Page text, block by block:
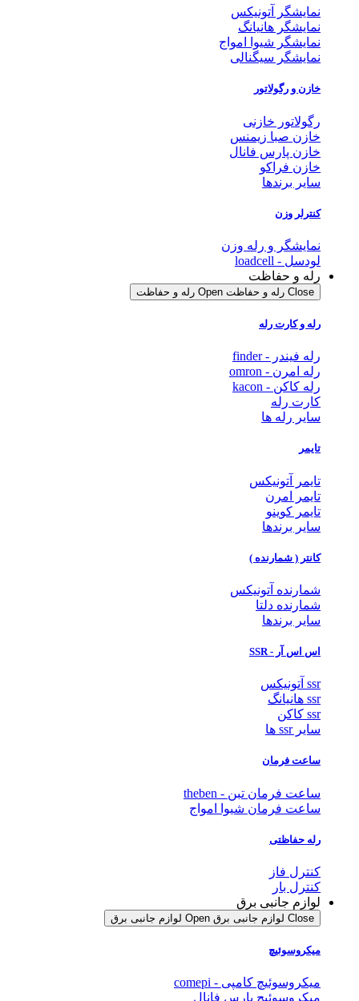
نمایشگر آتونیکس
نمایشگر هانیانگ
نمایشگر شیوا امواج
نمایشگر سیگنالی
خازن و رگولاتور
رگولاتور خازنی
خازن صبا زیمنس
خازن پارس فانال
خازن فراکو
سایر برندها
کنترلر وزن
نمایشگر و رله وزن
لودسل - loadcell
رله و حفاظت
Close رله و حفاظت Open رله و حفاظت
رله و کارت رله
رله فیندر - finder
رله امرن - omron
رله کاکن - kacon
کارت رله
سایر رله ها
تایمر
تایمر آتونیکس
تایمر امرن
تایمر کوینو
سایر برندها
کانتر ( شمارنده )
شمارنده آتونیکس
شمارنده دلتا
سایر برندها
اس اس آر - SSR
ssr آتونیکس
ssr هانیانگ
ssr کاکن
سایر ssr ها
ساعت فرمان
ساعت فرمان تبن - theben
ساعت فرمان شیوا امواج
رله حفاظتی
کنترل فاز
کنترل بار
لوازم جانبی برق
Close لوازم جانبی برق Open لوازم جانبی برق
میکروسوئیچ
میکروسوئیچ کامپی - comepi
میکروسوئیچ پارس فانال